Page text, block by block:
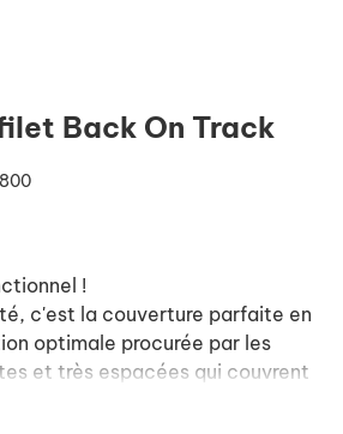
Back On Track
!
c'est la couverture parfaite en
optimale procurée par les
et très espacées qui couvrent
être utilisée à la fois comme